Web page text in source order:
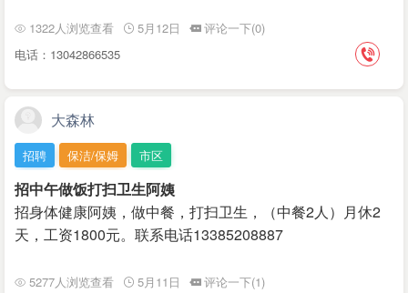
1322人浏览查看 5月12日
评论一下(0)
电话：13042866535
大森林
招聘 保洁/保姆 市区
招中午做饭打扫卫生阿姨
招身体健康阿姨，做中餐，打扫卫生，（中餐2人）月休2
天，工资1800元。联系电话13385208887
5277人浏览查看 5月11日
评论一下(1)